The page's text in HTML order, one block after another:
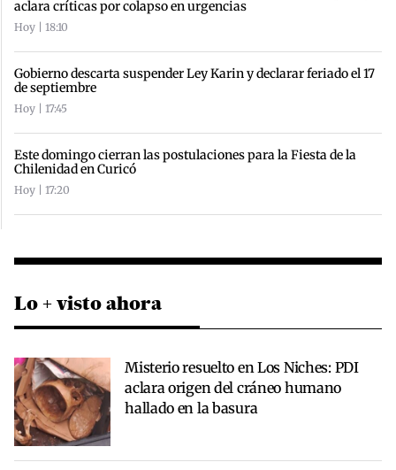
aclara críticas por colapso en urgencias
Hoy | 18:10
Gobierno descarta suspender Ley Karin y declarar feriado el 17
de septiembre
Hoy | 17:45
Este domingo cierran las postulaciones para la Fiesta de la
Chilenidad en Curicó
Hoy | 17:20
Lo + visto ahora
Misterio resuelto en Los Niches: PDI
aclara origen del cráneo humano
hallado en la basura